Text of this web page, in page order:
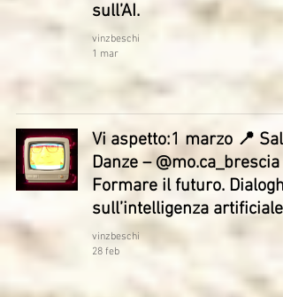
sull’AI.
vinzbeschi
1 mar
Vi aspetto:1 marzo 📍 Sala
Danze – @mo.ca_brescia
Formare il futuro. Dialoghi
sull’intelligenza artificiale
vinzbeschi
28 feb